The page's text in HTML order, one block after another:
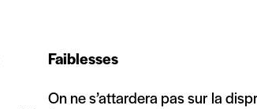
Faiblesses
On ne s’attardera pas sur la